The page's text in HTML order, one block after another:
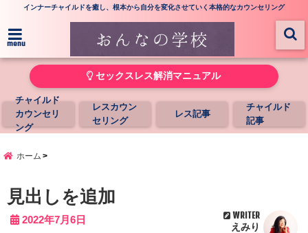
インナーチャイルドを癒し、根本から自分を変化させていく本格的なカウンセリング
menu
セックスレス解消マニュアル
チャイルド
カウンセリ
ング
レスカウン
セリング
レス記事
チャイルド
記事
ホーム
見出しを追加
2022年7月6日 WRITER
えみり